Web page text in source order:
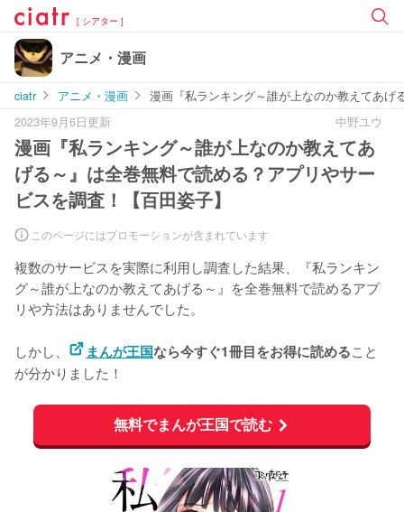
[ シアター ]
アニメ・漫画
ciatr アニメ・漫画
漫画『私ランキング～誰が上なのか教えてあ
2023年9月6日更新
中野ユウ
漫画『私ランキング～誰が上なのか教えてあ
げる～』は全巻無料で読める？アプリやサー
ビスを調査！【百田姿子】
このページにはプロモーションが含まれています
複数のサービスを実際に利用し調査した結果、『私ランキン
グ～誰が上なのか教えてあげる～』を全巻無料で読めるアプ
リや方法はありませんでした。
しかし、 まんが王国なら今すぐ1冊目をお得に読めること
が分かりました！
無料でまんが王国で読む